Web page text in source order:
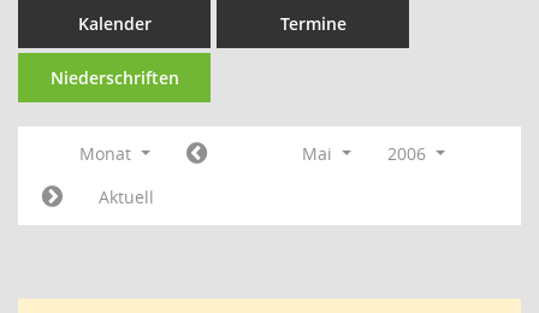
Kalender Termine
Niederschriften
Monat Mai
2006
Aktuell